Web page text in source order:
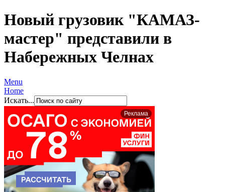
Новый грузовик "КАМАЗ-
мастер" представили в
Набережных Челнах
Menu
Home
Искать...
Реклама